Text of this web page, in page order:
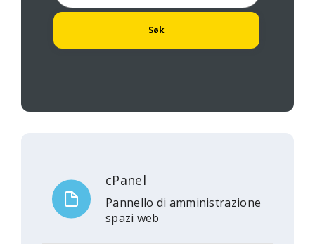
cPanel
Pannello di amministrazione
spazi web